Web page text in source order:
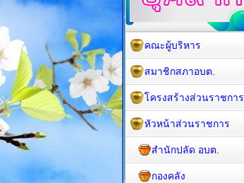
คณะผู้บริหาร
สมาชิกสภาอบต.
โครงสร้างส่วนราชการ
หัวหน้าส่วนราชการ
สำนักปลัด อบต.
กองคลัง